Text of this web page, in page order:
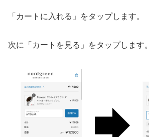
「カートに入れる」をタップします。
次に「カートを見る」をタップします。